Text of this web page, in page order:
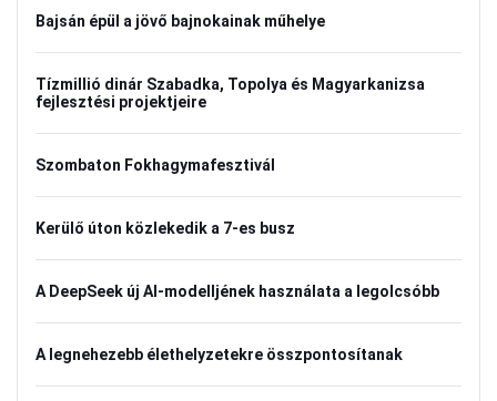
Bajsán épül a jövő bajnokainak műhelye
Tízmillió dinár Szabadka, Topolya és Magyarkanizsa
fejlesztési projektjeire
Szombaton Fokhagymafesztivál
Kerülő úton közlekedik a 7-es busz
A DeepSeek új AI-modelljének használata a legolcsóbb
A legnehezebb élethelyzetekre összpontosítanak